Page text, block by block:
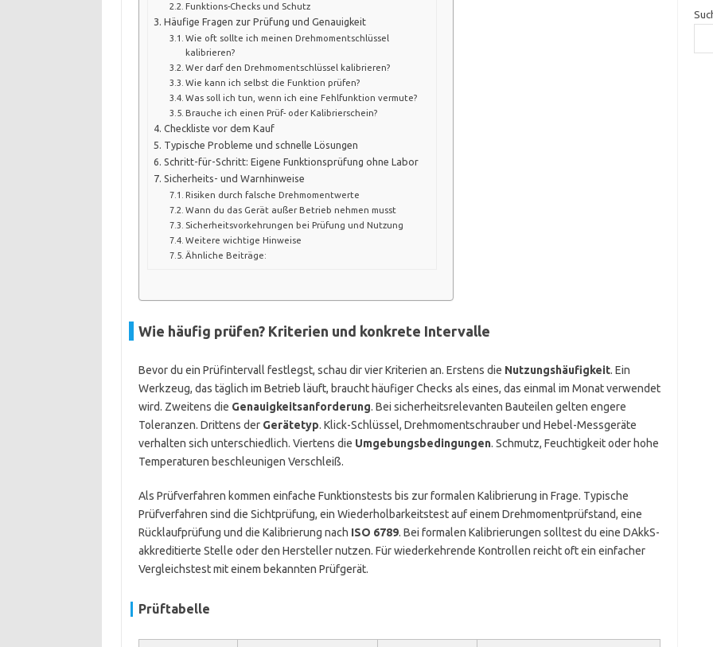
Funktions-Checks und Schutz
Häufige Fragen zur Prüfung und Genauigkeit
Wie oft sollte ich meinen Drehmomentschlüssel
kalibrieren?
Wer darf den Drehmomentschlüssel kalibrieren?
Wie kann ich selbst die Funktion prüfen?
Was soll ich tun, wenn ich eine Fehlfunktion vermute?
Brauche ich einen Prüf- oder Kalibrierschein?
Checkliste vor dem Kauf
Typische Probleme und schnelle Lösungen
Schritt-für-Schritt: Eigene Funktionsprüfung ohne Labor
Sicherheits- und Warnhinweise
Risiken durch falsche Drehmomentwerte
Wann du das Gerät außer Betrieb nehmen musst
Sicherheitsvorkehrungen bei Prüfung und Nutzung
Weitere wichtige Hinweise
Ähnliche Beiträge:
Wie häufig prüfen? Kriterien und konkrete Intervalle
Bevor du ein Prüfintervall festlegst, schau dir vier Kriterien an. Erstens die Nutzungshäufigkeit. Ein
Werkzeug, das täglich im Betrieb läuft, braucht häufiger Checks als eines, das einmal im Monat verwendet
wird. Zweitens die Genauigkeitsanforderung. Bei sicherheitsrelevanten Bauteilen gelten engere
Toleranzen. Drittens der Gerätetyp. Klick-Schlüssel, Drehmomentschrauber und Hebel-Messgeräte
verhalten sich unterschiedlich. Viertens die Umgebungsbedingungen. Schmutz, Feuchtigkeit oder hohe
Temperaturen beschleunigen Verschleiß.
Als Prüfverfahren kommen einfache Funktionstests bis zur formalen Kalibrierung in Frage. Typische
Prüfverfahren sind die Sichtprüfung, ein Wiederholbarkeitstest auf einem Drehmomentprüfstand, eine
Rücklaufprüfung und die Kalibrierung nach ISO 6789. Bei formalen Kalibrierungen solltest du eine DAkkS-
akkreditierte Stelle oder den Hersteller nutzen. Für wiederkehrende Kontrollen reicht oft ein einfacher
Vergleichstest mit einem bekannten Prüfgerät.
Prüftabelle